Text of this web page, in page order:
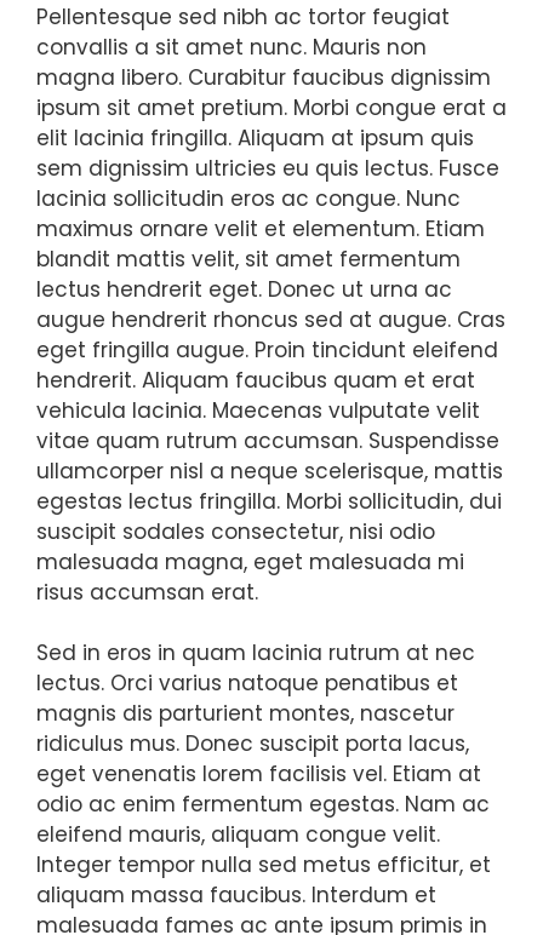
Pellentesque sed nibh ac tortor feugiat
convallis a sit amet nunc. Mauris non
magna libero. Curabitur faucibus dignissim
ipsum sit amet pretium. Morbi congue erat a
elit lacinia fringilla. Aliquam at ipsum quis
sem dignissim ultricies eu quis lectus. Fusce
lacinia sollicitudin eros ac congue. Nunc
maximus ornare velit et elementum. Etiam
blandit mattis velit, sit amet fermentum
lectus hendrerit eget. Donec ut urna ac
augue hendrerit rhoncus sed at augue. Cras
eget fringilla augue. Proin tincidunt eleifend
hendrerit. Aliquam faucibus quam et erat
vehicula lacinia. Maecenas vulputate velit
vitae quam rutrum accumsan. Suspendisse
ullamcorper nisl a neque scelerisque, mattis
egestas lectus fringilla. Morbi sollicitudin, dui
suscipit sodales consectetur, nisi odio
malesuada magna, eget malesuada mi
risus accumsan erat.
Sed in eros in quam lacinia rutrum at nec
lectus. Orci varius natoque penatibus et
magnis dis parturient montes, nascetur
ridiculus mus. Donec suscipit porta lacus,
eget venenatis lorem facilisis vel. Etiam at
odio ac enim fermentum egestas. Nam ac
eleifend mauris, aliquam congue velit.
Integer tempor nulla sed metus efficitur, et
aliquam massa faucibus. Interdum et
malesuada fames ac ante ipsum primis in